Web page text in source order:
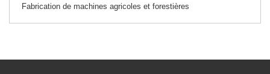
Fabrication de machines agricoles et forestières